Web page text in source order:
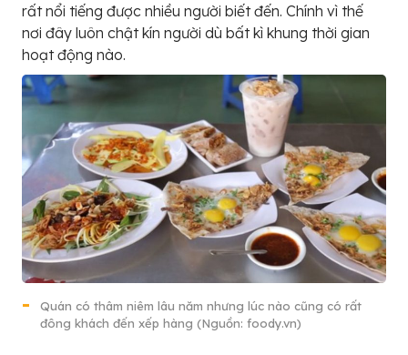
rất nổi tiếng được nhiều người biết đến. Chính vì thế
nơi đây luôn chật kín người dù bất kì khung thời gian
hoạt động nào.
Quán có thâm niêm lâu năm nhưng lúc nào cũng có rất
đông khách đến xếp hàng (Nguồn: foody.vn)